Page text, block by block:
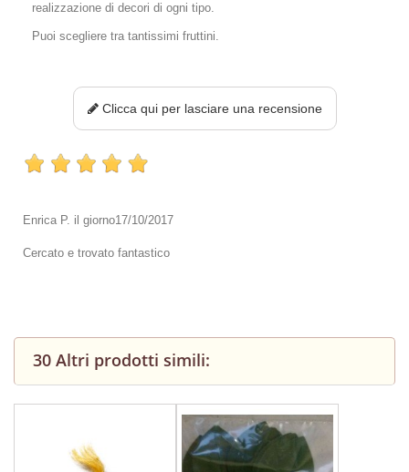
realizzazione di decori di ogni tipo.
Puoi scegliere tra tantissimi fruttini.
Clicca qui per lasciare una recensione
Enrica P. il giorno17/10/2017
Cercato e trovato fantastico
30 Altri prodotti simili: